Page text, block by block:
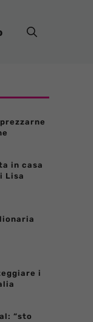
in casa
Lisa
i
“sto